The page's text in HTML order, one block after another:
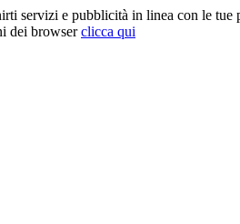
servizi e pubblicità in linea con le
dei browserclicca qui